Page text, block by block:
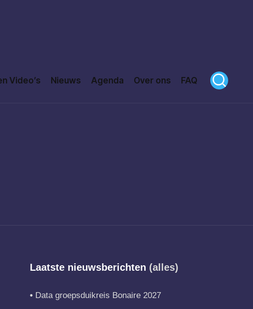
Video’s Nieuws Agenda Over ons FAQ
Laatste nieuwsberichten (alles)
Data groepsduikreis Bonaire 2027